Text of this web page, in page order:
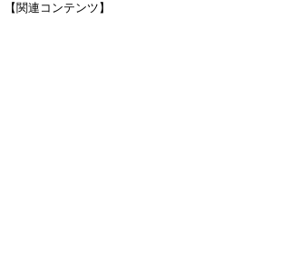
【関連コンテンツ】